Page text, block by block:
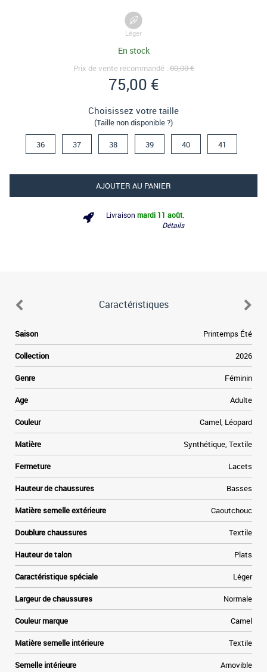
Léger
En stock
Prix de vente recommandé :80,00 €
75,00 €
Choisissez votre taille
(Taille non disponible ?)
36 37 38 39 40 41
AJOUTER AU PANIER
Livraison mardi 11 août
Détails
Caractéristiques
Saison Printemps Été
Collection 2026
Genre Féminin
Age Adulte
Couleur Camel, Léopard
Matière Synthétique, Textile
Fermeture Lacets
Hauteur de chaussures Basses
Matière semelle extérieure Caoutchouc
Doublure chaussures Textile
Hauteur de talon Plats
Caractéristique spéciale Léger
Largeur de chaussures Normale
Couleur marque Camel
Matière semelle intérieure Textile
Semelle intérieure Amovible